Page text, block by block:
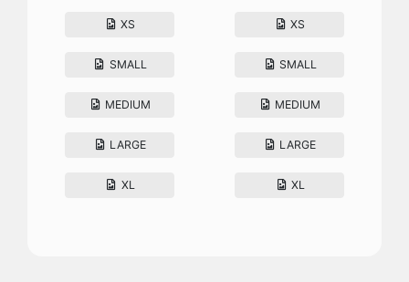
XS
SMALL
MEDIUM
LARGE
XL
XS
SMALL
MEDIUM
LARGE
XL